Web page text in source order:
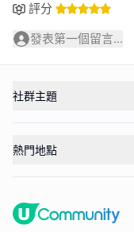
評分
發表第一個留言...
社群主題
熱門地點